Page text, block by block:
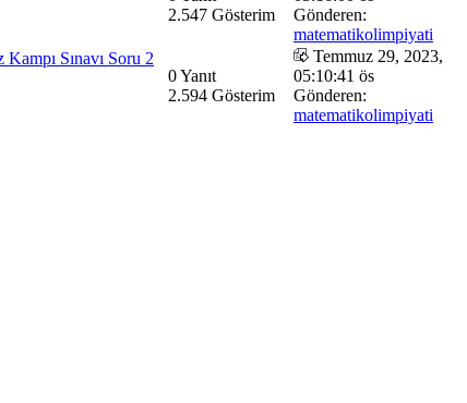
2.547 Gösterim
Gönderen:
matematikolimpiyati
Sınavı Soru 2
0 Yanıt
2.594 Gösterim
Temmuz 29, 2023,
05:10:41 ös
Gönderen:
matematikolimpiyati